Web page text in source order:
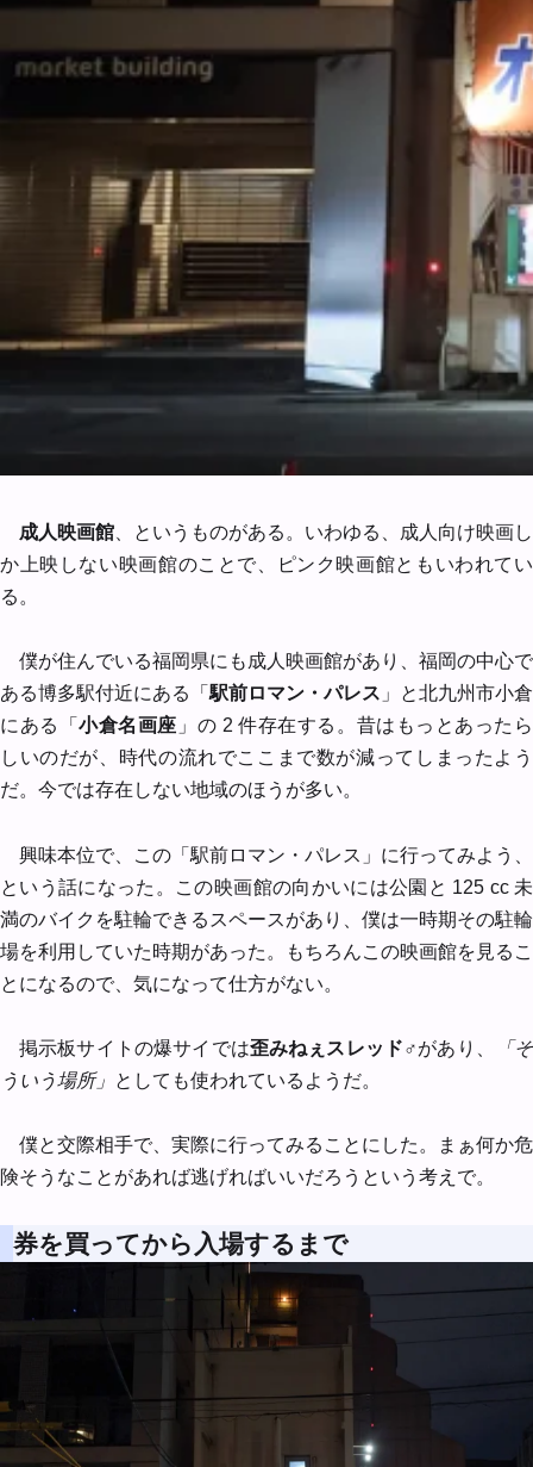
成人映画館 、というものがある。いわゆる、成人向け映画し
か上映しない映画館のことで、ピンク映画館ともいわれてい
る。
僕が住んでいる福岡県にも成人映画館があり、福岡の中心で
ある博多駅付近にある「駅前ロマン・パレス 」と北九州市小倉
にある「小倉名画座 」の 2 件存在する。昔はもっとあったら
しいのだが、時代の流れでここまで数が減ってしまったよう
だ。今では存在しない地域のほうが多い。
興味本位で、この「駅前ロマン・パレス」に行ってみよう、
という話になった。この映画館の向かいには公園と 125 cc 未
満のバイクを駐輪できるスペースがあり、僕は一時期その駐輪
場を利用していた時期があった。もちろんこの映画館を見るこ
とになるので、気になって仕方がない。
掲示板サイトの爆サイでは歪みねぇスレッド♂があり、
「そ
ういう場所」 としても使われているようだ。
僕と交際相手で、実際に行ってみることにした。まぁ何か危
険そうなことがあれば逃げればいいだろうという考えで。
券を買ってから入場するまで